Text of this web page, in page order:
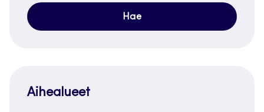
Aihealueet